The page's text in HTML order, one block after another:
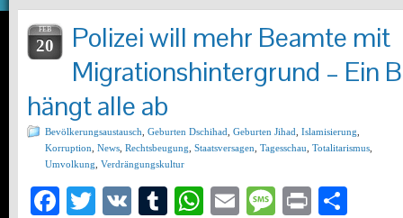
FEB
20
Polizei will mehr Beamte mit
Migrationshintergrund – Ein
hängt alle ab
Bevölkerungsaustausch Geburten Dschihad Geburten Jihad Islamisierung
Korruption News Rechtsbeugung Staatsversagen Tagesschau Totalitarismus
Umvolkung Verdrängungskultur
Facebook
Twitter
VK Tumblr
WhatsApp
EmailMessage
Print